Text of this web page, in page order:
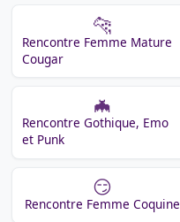
🐆
Rencontre Femme Mature
Cougar
🦇
Rencontre Gothique, Emo
et Punk
😏
Rencontre Femme Coquine